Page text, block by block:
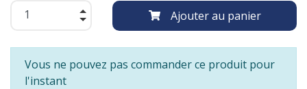
Ajouter au panier
Vous ne pouvez pas commander ce produit pour
l'instant